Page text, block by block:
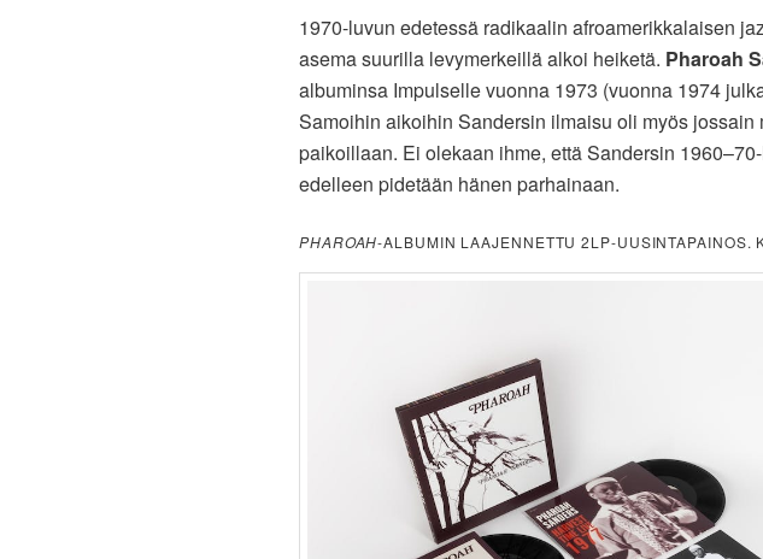
1970-luvun edetessä radikaalin afroamerikkalaisen
asema suurilla levymerkeillä alkoi heiketä. Pharoah
albuminsa Impulselle vuonna 1973 (vuonna 1974
Samoihin aikoihin Sandersin ilmaisu oli myös jossain
paikoillaan. Ei olekaan ihme, että Sandersin
edelleen pidetään hänen parhainaan.
PHAROAH-ALBUMIN LAAJENNETTU 2LP-UUSINTAPAINOS.